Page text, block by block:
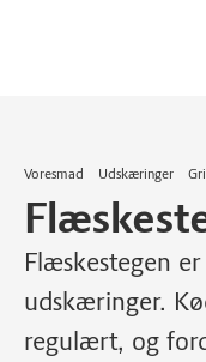
Voresmad Udskæringer
Flæskestegen
udskæringer.
regulært, og